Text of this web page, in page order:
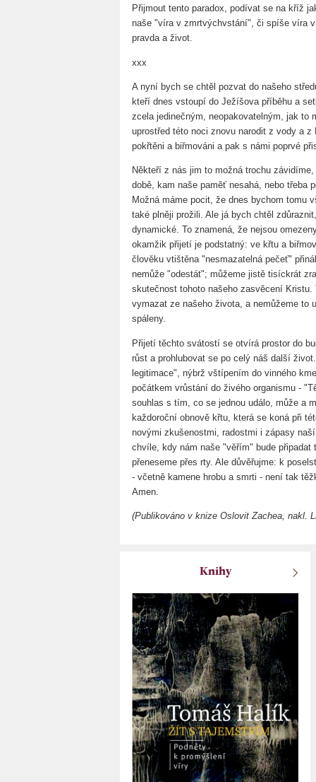
Přijmout tento paradox, podívat se na kříž
naše "víra v zmrtvýchvstání", či spíše víra
pravda a život.
xxx
A nyní bych se chtěl pozvat do našeho
kteří dnes vstoupí do Ježíšova příběhu a
zcela jedinečným, neopakovatelným, jak
uprostřed této noci znovu narodit z vody a
pokřtěni a biřmováni a pak s námi poprvé
Někteří z nás jim to možná trochu
době, kam naše paměť nesahá, nebo třeba
Možná máme pocit, že dnes bychom tomu
také plněji prožili. Ale já bych chtěl
dynamické. To znamená, že nejsou
okamžik přijetí je podstatný: ve křtu a
člověku vtištěna "nesmazatelná pečeť"
nemůže "odestát"; můžeme jistě tisíckrát
skutečnost tohoto našeho zasvěcení
vymazat ze našeho života, a nemůžeme to
spáleny.
Přijetí těchto svátostí se otvírá prostor do
růst a prohlubovat se po celý náš další
legitimace", nýbrž vštípením do vinného
počátkem vrůstání do živého organismu -
souhlas s tím, co se jednou událo, může a
každoroční obnově křtu, která se koná při
novými zkušenostmi, radostmi i zápasy
chvíle, kdy nám naše "věřím" bude
přeneseme přes rty. Ale důvěřujme: k
- včetně kamene hrobu a smrti - není tak
Amen.
(Publikováno v knize Oslovit Zachea, nakl.
Knihy